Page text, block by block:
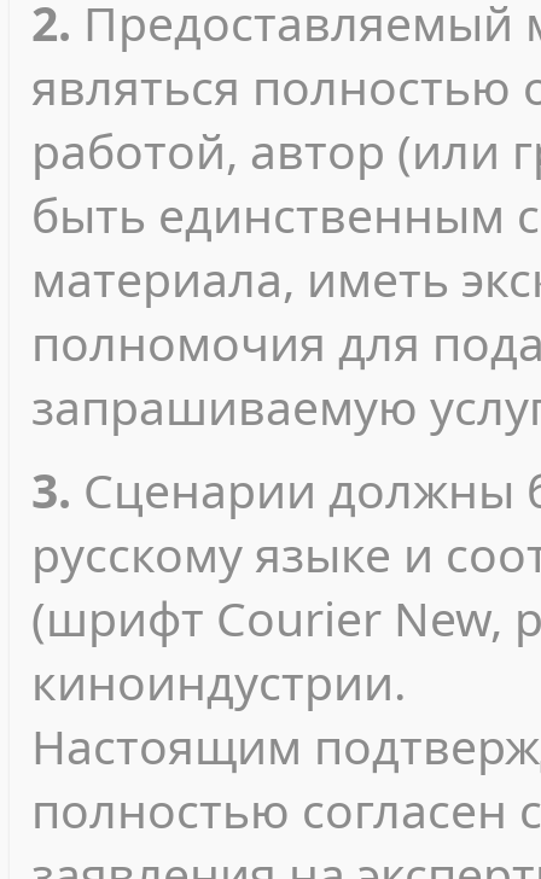
2. Предоставляемый
являться полностью
работой, автор (или
быть единственным
материала, иметь
полномочия для
запрашиваемую
3. Сценарии должны
русскому языке и
(шрифт Courier New,
киноиндустрии.
Настоящим
полностью согласен